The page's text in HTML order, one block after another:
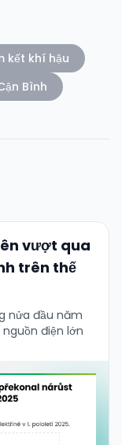
kết khí hậu
Bình
vượt qua
trên thế
nửa đầu năm
điện lớn